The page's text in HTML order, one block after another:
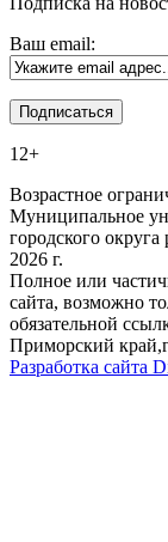
Ваш email:
12+
Возрастное
Муниципальное
городского
2026 г.
Полное или
сайта, возможно
обязательной
Приморский
Разработка сайта